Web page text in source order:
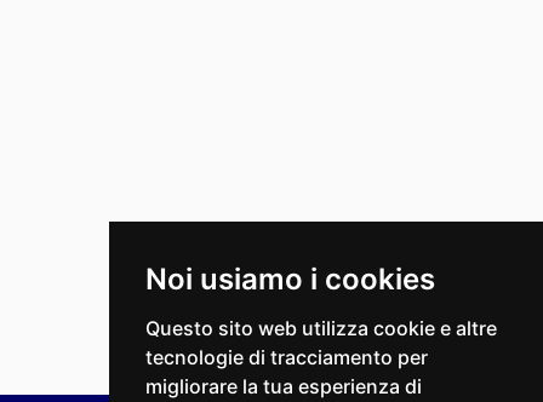
Noi usiamo i cookies
Questo sito web utilizza cookie e altre
tecnologie di tracciamento per
migliorare la tua esperienza di